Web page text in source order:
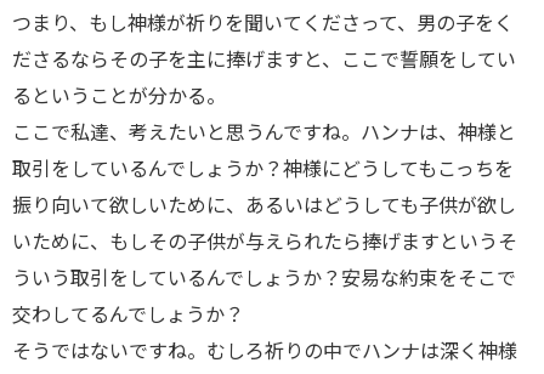
つまり、もし神様が祈りを聞いてくださって、男の子をく
ださるならその子を主に捧げますと、ここで誓願をしてい
るということが分かる。
ここで私達、考えたいと思うんですね。ハンナは、神様と
取引をしているんでしょうか？神様にどうしてもこっちを
振り向いて欲しいために、あるいはどうしても子供が欲し
いために、もしその子供が与えられたら捧げますというそ
ういう取引をしているんでしょうか？安易な約束をそこで
交わしてるんでしょうか？
そうではないですね。むしろ祈りの中でハンナは深く神様